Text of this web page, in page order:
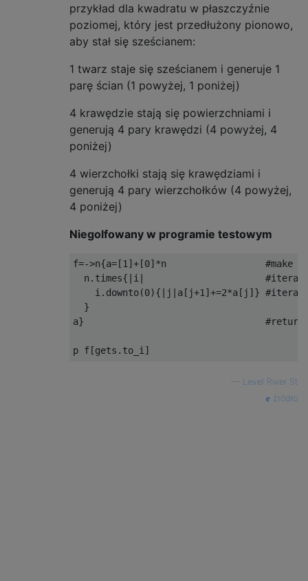
przykład dla kwadratu w płaszczyźnie
poziomej, który jest przedłużony pionowo,
aby stał się sześcianem:
1 twarz staje się sześcianem i generuje 1
parę ścian (1 powyżej, 1 poniżej)
4 krawędzie stają się powierzchniami i
generują 4 pary krawędzi (4 powyżej, 4
poniżej)
4 wierzchołki stają się krawędziami i
generują 4 pary wierzchołków (4 powyżej,
4 poniżej)
Niegolfowany w programie testowym
f=->n{a=[1]+[0]*n                  #make an
n.times{|i|
i.downto(0){|j|a[j+1]+=2*a[j]}
  }
a}                                 #return
Level River St
źródło